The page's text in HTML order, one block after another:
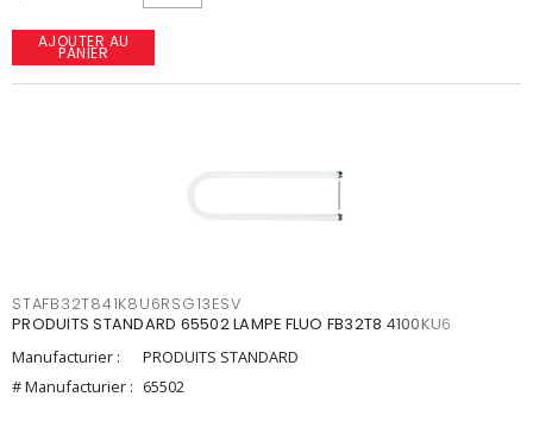
AJOUTER AU
PANIER
STAFB32T841K8U6RSG13ESV
PRODUITS STANDARD 65502 LAMPE FLUO FB32T8 4100KU6
Manufacturier :
PRODUITS STANDARD
# Manufacturier : 65502